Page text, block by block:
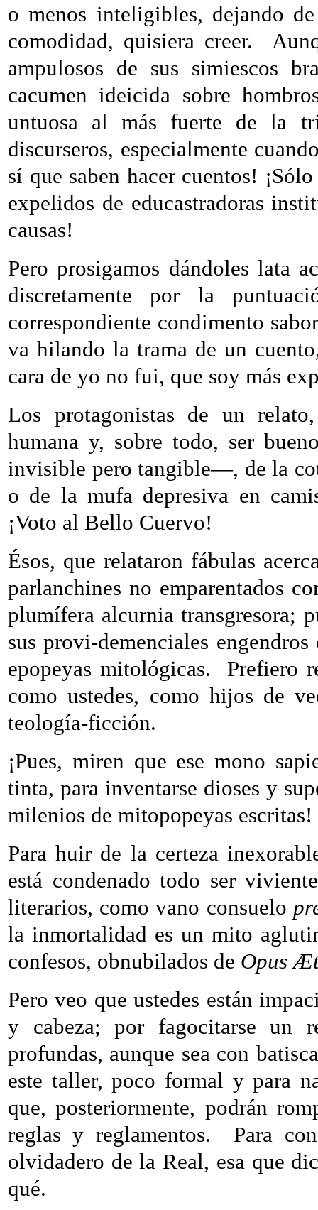
o menos inteligibles, dejando
comodidad, quisiera creer.
ampulosos de sus simiescos
cacumen ideicida sobre
untuosa al más fuerte de la
discurseros, especialmente
sí que saben hacer cuentos!
expelidos de educastradoras
causas!
Pero prosigamos dándoles lata
discretamente por la
correspondiente condimento
va hilando la trama de un
cara de yo no fui, que soy más
Los protagonistas de un
humana y, sobre todo, ser
invisible pero tangible—, de la
o de la mufa depresiva en
¡Voto al Bello Cuervo!
Ésos, que relataron fábulas
parlanchines no emparentados
plumífera alcurnia transgresora;
sus provi-demenciales
epopeyas mitológicas.
Prefiero
como ustedes, como hijos de
teología-ficción.
¡Pues, miren que ese mono
tinta, para inventarse dioses y
milenios de mitopopeyas escritas!
Para huir de la certeza
está condenado todo ser
literarios, como vano consuelo
la inmortalidad es un mito
confesos, obnubilados de Opus
Pero veo que ustedes están
y cabeza; por fagocitarse un
profundas, aunque sea con
este taller, poco formal y para
que, posteriormente, podrán
reglas y reglamentos.
Para
olvidadero de la Real, esa que
qué.